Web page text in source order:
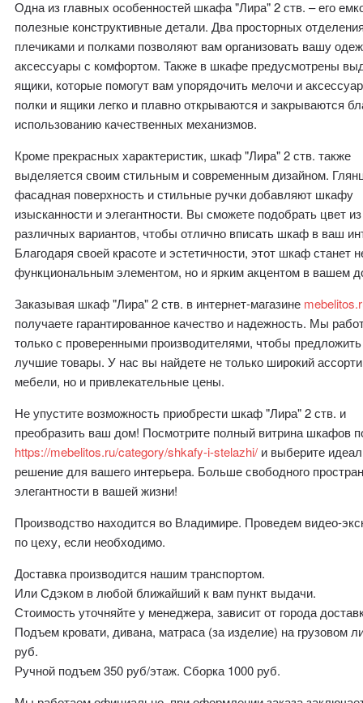
Одна из главных особенностей шкафа "Лира" 2 ств. – его
полезные конструктивные детали. Два просторных
плечиками и полками позволяют вам организовать вашу
аксессуары с комфортом. Также в шкафе предусмотрены
ящики, которые помогут вам упорядочить мелочи и
полки и ящики легко и плавно открываются и закрываются
использованию качественных механизмов.
Кроме прекрасных характеристик, шкаф "Лира" 2 ств. также
выделяется своим стильным и современным дизайном.
фасадная поверхность и стильные ручки добавляют шкафу
изысканности и элегантности. Вы сможете подобрать цвет из
различных вариантов, чтобы отлично вписать шкаф в ваш
Благодаря своей красоте и эстетичности, этот шкаф станет
функциональным элементом, но и ярким акцентом в вашем
Заказывая шкаф "Лира" 2 ств. в интернет-магазине
получаете гарантированное качество и надежность. Мы
только с проверенными производителями, чтобы
лучшие товары. У нас вы найдете не только широкий
мебели, но и привлекательные цены.
Не упустите возможность приобрести шкаф "Лира" 2 ств. и
преобразить ваш дом! Посмотрите полный витрина шкафов
https://mebelitos.ru/category/shkafy-i-stelazhi/ и выберите
решение для вашего интерьера. Больше свободного
элегантности в вашей жизни!
Производство находится во Владимире. Проведем видео-
по цеху, если необходимо.
Доставка производится нашим транспортом.
Или Сдэком в любой ближайший к вам пункт выдачи.
Стоимость уточняйте у менеджера, зависит от города
Подъем кровати, дивана, матраса (за изделие) на грузовом
руб.
Ручной подъем 350 руб/этаж. Сборка 1000 руб.